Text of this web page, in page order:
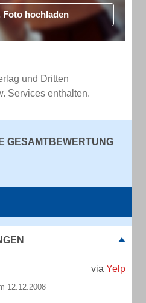
Foto hochladen
und Dritten
Services enthalten.
GESAMTBEWERTUNG
via Yelp
12.12.2008